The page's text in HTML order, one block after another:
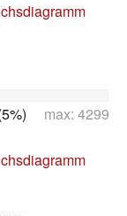
max: 4299